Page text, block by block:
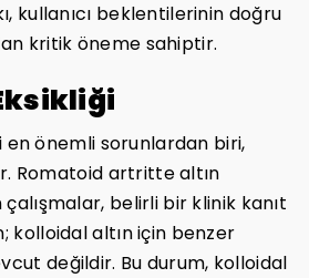
kullanıcı beklentilerinin doğru
kritik öneme sahiptir.
en önemli sorunlardan biri,
Romatoid artritte altın
belirli bir klinik kanıt
kolloidal altın için benzer
değildir. Bu durum, kolloidal